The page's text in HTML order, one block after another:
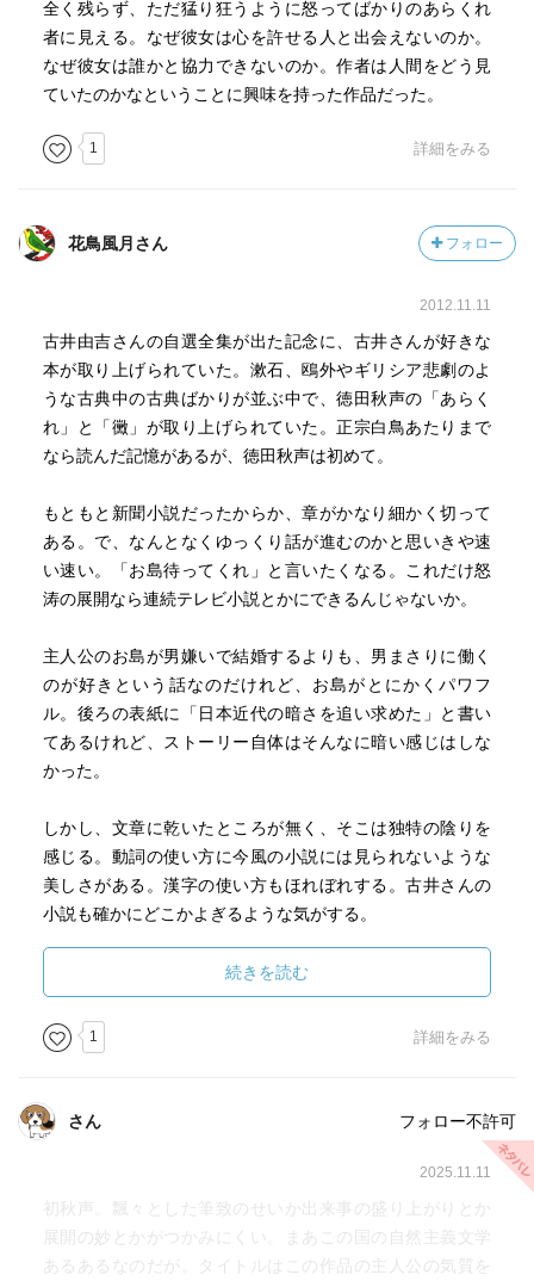
全く残らず、ただ猛り狂うように怒ってばかりのあらくれ
者に見える。なぜ彼女は心を許せる人と出会えないのか。
なぜ彼女は誰かと協力できないのか。作者は人間をどう見
ていたのかなということに興味を持った作品だった。
1 詳細をみる
花鳥風月さん フォロー
2012.11.11
古井由吉さんの自選全集が出た記念に、古井さんが好きな
本が取り上げられていた。漱石、鴎外やギリシア悲劇のよ
うな古典中の古典ばかりが並ぶ中で、徳田秋声の「あらく
れ」と「黴」が取り上げられていた。正宗白鳥あたりまで
なら読んだ記憶があるが、徳田秋声は初めて。
もともと新聞小説だったからか、章がかなり細かく切って
ある。で、なんとなくゆっくり話が進むのかと思いきや速
い速い。「お島待ってくれ」と言いたくなる。これだけ怒
涛の展開なら連続テレビ小説とかにできるんじゃないか。
主人公のお島が男嫌いで結婚するよりも、男まさりに働く
のが好きという話なのだけれど、お島がとにかくパワフ
ル。後ろの表紙に「日本近代の暗さを追い求めた」と書い
てあるけれど、ストーリー自体はそんなに暗い感じはしな
かった。
しかし、文章に乾いたところが無く、そこは独特の陰りを
感じる。動詞の使い方に今風の小説には見られないような
美しさがある。漢字の使い方もほれぼれする。古井さんの
小説も確かにどこかよぎるような気がする。
『黴』も読んでみたい。続きを読む
1 詳細をみる
さん フォロー不許可
2025.11.11
初秋声。飄々とした筆致のせいか出来事の盛り上がりとか
展開の妙とかがつかみにくい。まあこの国の自然主義文学
あるあるなのだが。タイトルはこの作品の主人公の気質を